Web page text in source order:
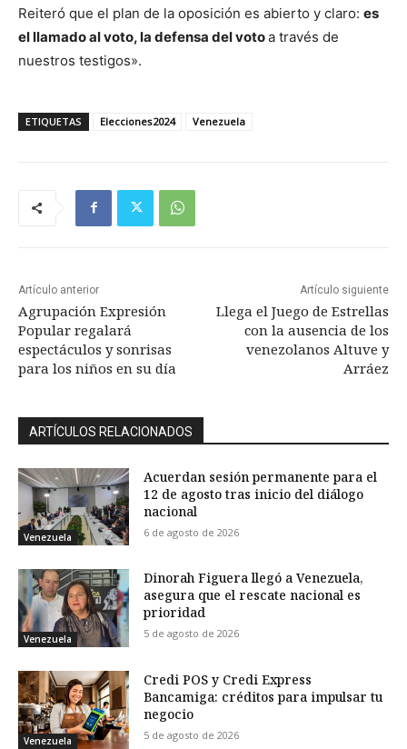
Reiteró que el plan de la oposición es abierto y claro: es
el llamado al voto, la defensa del votoa través de
nuestros testigos».
ETIQUETAS Elecciones2024 Venezuela
Artículo anterior
Agrupación Expresión
Popular regalará
espectáculos y sonrisas
para los niños en su día
Artículo siguiente
Llega el Juego de Estrellas
con la ausencia de los
venezolanos Altuve y
Arráez
ARTÍCULOS RELACIONADOS
Venezuela
Acuerdan sesión permanente para el
12 de agosto tras inicio del diálogo
nacional
6 de agosto de 2026
Venezuela
Dinorah Figuera llegó a Venezuela,
asegura que el rescate nacional es
prioridad
5 de agosto de 2026
Venezuela
Credi POS y Credi Express
Bancamiga: créditos para impulsar tu
negocio
5 de agosto de 2026